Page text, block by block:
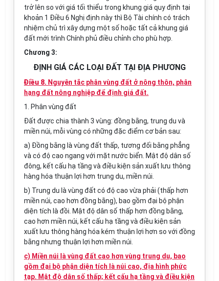
trở lên so với giá tối thiểu trong khung giá quy định tại
khoản 1 Điều 6 Nghị định này thì Bộ Tài chính có trách
nhiệm chủ trì xây dựng một số hoặc tất cả khung giá
đất mới trình Chính phủ điều chỉnh cho phù hợp.
Chương 3:
ĐỊNH GIÁ CÁC LOẠI ĐẤT TẠI ĐỊA PHƯƠNG
Điều 8. Nguyên tắc phân vùng đất ở nông thôn, phân
hạng đất nông nghiệp để định giá đất.
1. Phân vùng đất
Đất được chia thành 3 vùng: đồng bằng, trung du và
miền núi, mỗi vùng có những đặc điểm cơ bản sau:
a) Đồng bằng là vùng đất thấp, tương đối bằng phẳng
và có độ cao ngang với mặt nước biển. Mật độ dân số
đông, kết cấu hạ tầng và điều kiện sản xuất lưu thông
hàng hóa thuận lợi hơn trung du, miền núi.
b) Trung du là vùng đất có độ cao vừa phải (thấp hơn
miền núi, cao hơn đồng bằng), bao gồm đại bộ phận
diện tích là đồi. Mật độ dân số thấp hơn đồng bằng,
cao hơn miền núi, kết cấu hạ tầng và điều kiện sản
xuất lưu thông hàng hóa kém thuận lợi hơn so với đồng
bằng nhưng thuận lợi hơn miền núi.
c) Miền núi là vùng đất cao hơn vùng trung du, bao
gồm đại bộ phận diện tích là núi cao, địa hình phức
tạp. Mật độ dân số thấp; kết cấu hạ tầng và điều kiện